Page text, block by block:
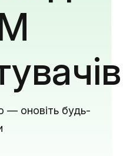
— оновіть будь-